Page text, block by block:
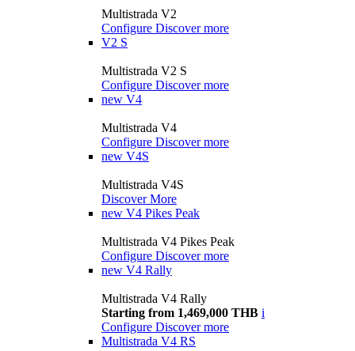
Multistrada V2
Configure Discover more
V2 S
Multistrada V2 S
Configure Discover more
new V4
Multistrada V4
Configure Discover more
new V4S
Multistrada V4S
Discover More
new V4 Pikes Peak
Multistrada V4 Pikes Peak
Configure Discover more
new V4 Rally
Multistrada V4 Rally
Starting from 1,469,000 THB i
Configure Discover more
Multistrada V4 RS